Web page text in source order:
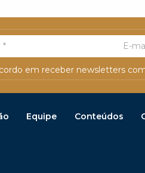
em receber newsletters
Equipe Conteúdos